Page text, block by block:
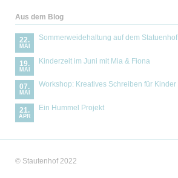
Aus dem Blog
22.
MAI
Sommerweidehaltung auf dem Statuenhof
19.
MAI
Kinderzeit im Juni mit Mia & Fiona
07.
MAI
Workshop: Kreatives Schreiben für Kinder
21.
APR
Ein Hummel Projekt
© Stautenhof 2022